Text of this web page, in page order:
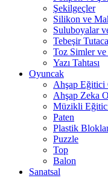
Şekilgeçler
Silikon ve
Suluboyalar
Tebeşir
Toz Simler ve
Yazı Tahtası
Oyuncak
Ahşap Eğitici
Ahşap Zeka
Müzikli
Paten
Plastik
Puzzle
Top
Balon
Sanatsal